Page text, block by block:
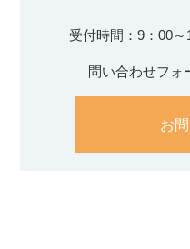
受付時間：9：00～
問い合わせフォ
お